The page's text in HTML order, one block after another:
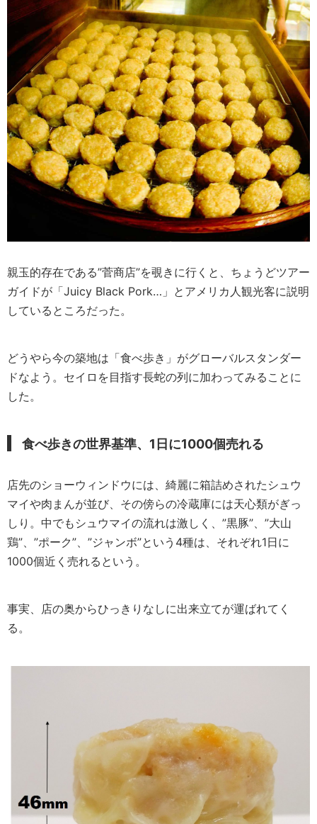
親玉的存在である”菅商店”を覗きに行くと、ちょうどツアー
ガイドが「Juicy Black Pork…」とアメリカ人観光客に説明
しているところだった。
どうやら今の築地は「食べ歩き」がグローバルスタンダー
ドなよう。セイロを目指す長蛇の列に加わってみることに
した。
食べ歩きの世界基準、1日に1000個売れる
店先のショーウィンドウには、綺麗に箱詰めされたシュウ
マイや肉まんが並び、その傍らの冷蔵庫には天心類がぎっ
しり。中でもシュウマイの流れは激しく、”黒豚”、”大山
鶏”、”ポーク”、”ジャンボ”という4種は、それぞれ1日に
1000個近く売れるという。
事実、店の奥からひっきりなしに出来立てが運ばれてく
る。